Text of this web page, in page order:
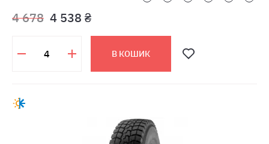
4 678 4 538 ₴
В КОШИК